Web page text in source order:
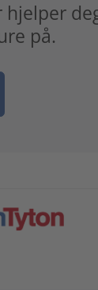
hjelper
på.